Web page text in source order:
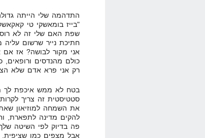
התדהמה שלי הייתה
"בייז בומאשקי טי
שפת האם שלי זה לא
חתיכת נייר שרשום
אני מקור לבושה? אז
כולם מהנדסים ורופאים,
רק אני פרא אדם שלא
בטח לא ממש איכפת לך
סטטיסטית זה צריך
את השמחה למוזיאון
להקים מדינה לתפארת,
פה בדיוק לפי השיטה
אבל מצפים כמו שציפית,